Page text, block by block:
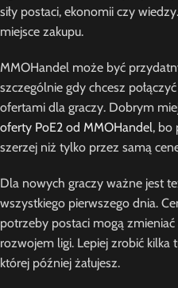
siły postaci, ekonomii czy
miejsce zakupu.
MMOHandel może być
szczególnie gdy chcesz
ofertami dla graczy. Dobrym
oferty PoE2 od MMOHandel, bo
szerzej niż tylko przez samą
Dla nowych graczy ważne jest
wszystkiego pierwszego dnia.
potrzeby postaci mogą
rozwojem ligi. Lepiej zrobić kilka
której później żałujesz.